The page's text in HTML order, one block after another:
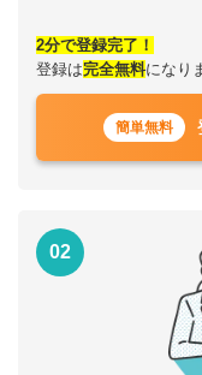
2分で登録完了！
登録は完全無料になり
簡単無料
02